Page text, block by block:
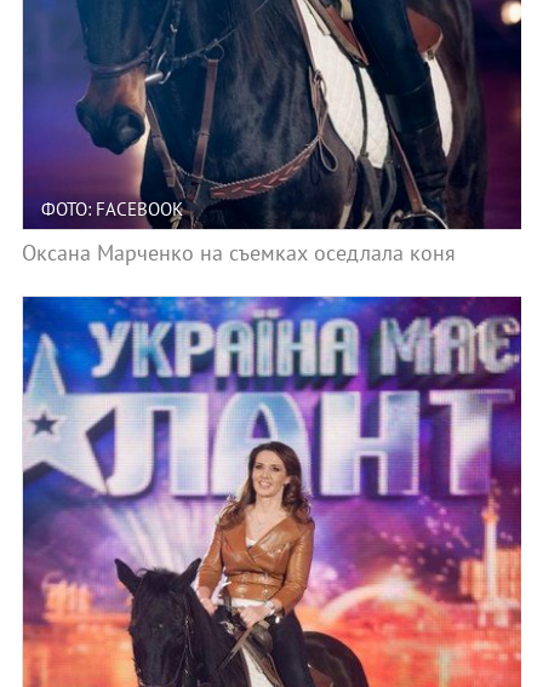
ФОТО: FACEBOOK
Оксана Марченко на съемках оседлала коня